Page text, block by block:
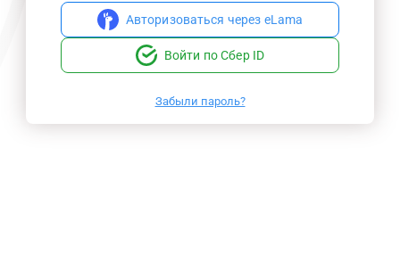
Авторизоваться через eLama
Войти по Сбер ID
Забыли пароль?